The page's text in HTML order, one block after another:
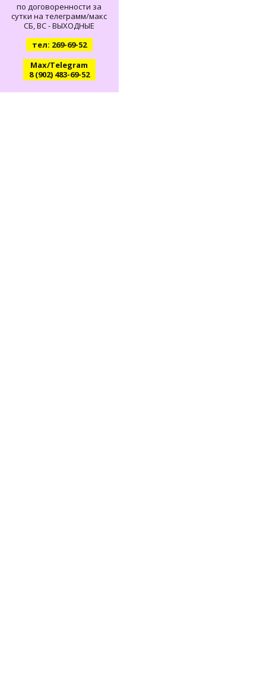
по договоренности за
сутки на телеграмм/макс
СБ, ВС - ВЫХОДНЫЕ
тел: 269-69-52
Max/Telegram
8 (902) 483-69-52